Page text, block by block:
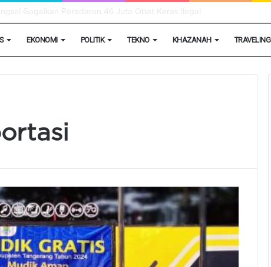
Laik Higiene dan Sanitasi Hingga 10 Agustus
EKONOMI POLITIK TEKNO KHAZANAH TRAVELING